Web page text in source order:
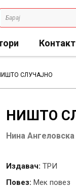
Контакт
СЛУЧАЈНО
НИШТО
Нина
Издавач: ТРИ
Повез: Мек повез